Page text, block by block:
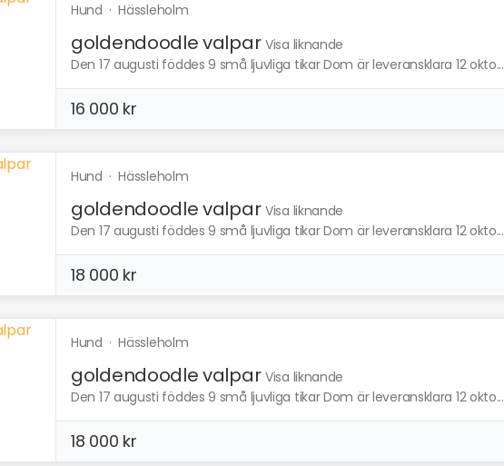
Hund ·Hässleholm
goldendoodle valpar Visa liknande
Den 17 augusti föddes 9 små ljuvliga tikar Dom är leveransklara 12 okto...
16 000 kr
Hund ·Hässleholm
goldendoodle valpar Visa liknande
Den 17 augusti föddes 9 små ljuvliga tikar Dom är leveransklara 12 okto...
18 000 kr
Hund ·Hässleholm
goldendoodle valpar Visa liknande
Den 17 augusti föddes 9 små ljuvliga tikar Dom är leveransklara 12 okto...
18 000 kr